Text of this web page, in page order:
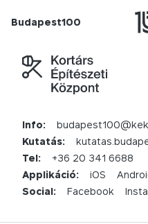
Budapest100
Info:
Kutatás:
Tel:
+36 20 341 6688
Applikáció:
iOS
Social:
Facebook